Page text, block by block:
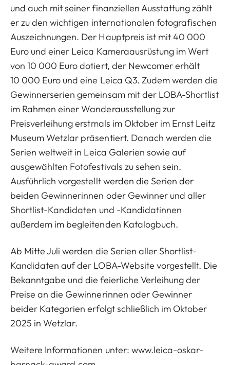
und auch mit seiner finanziellen Ausstattung zählt
er zu den wichtigen internationalen fotografischen
Auszeichnungen. Der Hauptpreis ist mit 40 000
Euro und einer Leica Kameraausrüstung im Wert
von 10 000 Euro dotiert, der Newcomer erhält
10 000 Euro und eine Leica Q3. Zudem werden die
Gewinnerserien gemeinsam mit der LOBA-Shortlist
im Rahmen einer Wanderausstellung zur
Preisverleihung erstmals im Oktober im Ernst Leitz
Museum Wetzlar präsentiert. Danach werden die
Serien weltweit in Leica Galerien sowie auf
ausgewählten Fotofestivals zu sehen sein.
Ausführlich vorgestellt werden die Serien der
beiden Gewinnerinnen oder Gewinner und aller
Shortlist-Kandidaten und -Kandidatinnen
außerdem im begleitenden Katalogbuch.
Ab Mitte Juli werden die Serien aller Shortlist-
Kandidaten auf der LOBA-Website vorgestellt. Die
Bekanntgabe und die feierliche Verleihung der
Preise an die Gewinnerinnen oder Gewinner
beider Kategorien erfolgt schließlich im Oktober
2025 in Wetzlar.
Weitere Informationen unter: www.leica-oskar-